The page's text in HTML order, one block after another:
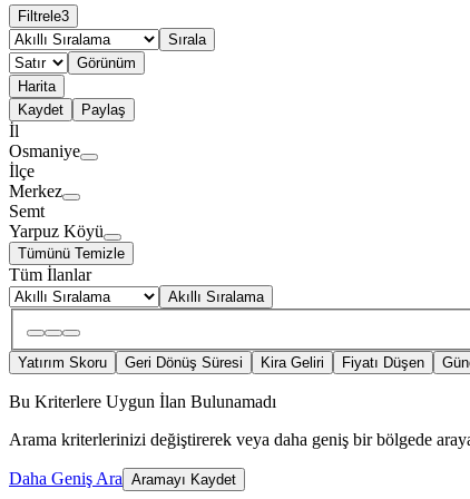
Filtrele3
Sırala
Görünüm
Harita
Kaydet
Paylaş
İl
Osmaniye
İlçe
Merkez
Semt
Yarpuz Köyü
Tümünü Temizle
Tüm İlanlar
Akıllı Sıralama
Yatırım Skoru Geri Dönüş Süresi Kira Geliri Fiyatı Düşen
Bu Kriterlere Uygun İlan Bulunamadı
Arama kriterlerinizi değiştirerek veya daha geniş bir bölgede
Daha Geniş Ara Aramayı Kaydet